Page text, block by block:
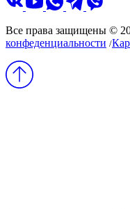
Все права защищены ©
конфеденциальности /